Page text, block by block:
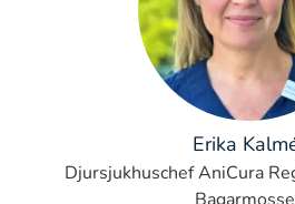
Erika
Djursjukhuschef AniCura